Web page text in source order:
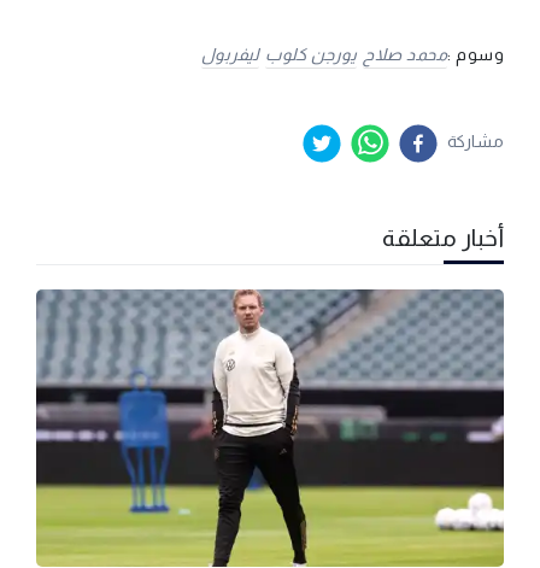
وسوم :محمد صلاح يورجن كلوب ليفربول
مشاركة
أخبار متعلقة